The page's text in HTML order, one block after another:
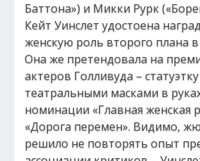
Баттона») и Микки Рурк
Кейт Уинслет удостоена
женскую роль второго плана
Она же претендовала на
актеров Голливуда –
театральными масками в
номинации «Главная женская
«Дорога перемен». Видимо,
решило не повторять опыт